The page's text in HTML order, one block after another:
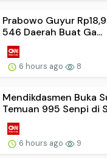
Prabowo Guyur
546 Daerah Buat Ga...
6 hours ago 8
Mendikdasmen Buka
Temuan 995 Senpi di
6 hours ago 9